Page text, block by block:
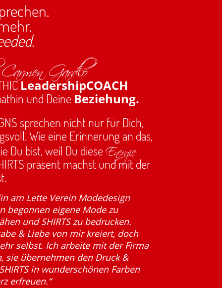
Gardlo
LeadershipCOACH
und Deine Beziehung.
sprechen nicht nur für Dich,
Wie eine Erinnerung an das,
Du bist, weil Du dieseEnergie
präsent machst und mit der
am Lette Verein Modedesign
begonnen eigene Mode zu
und SHIRTS zu bedrucken.
& Liebe von mir kreiert, doch
selbst. Ich arbeite mit der Firma
sie übernehmen den Druck &
in wunderschönen Farben
erfreuen.“